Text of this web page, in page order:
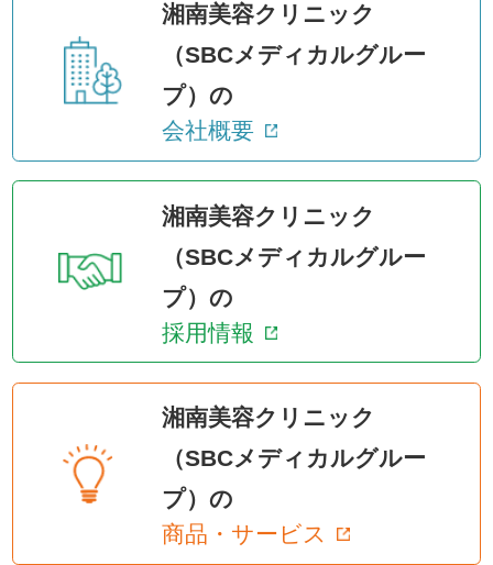
湘南美容クリニック
（SBCメディカルグルー
プ）の
会社概要
湘南美容クリニック
（SBCメディカルグルー
プ）の
採用情報
湘南美容クリニック
（SBCメディカルグルー
プ）の
商品・サービス